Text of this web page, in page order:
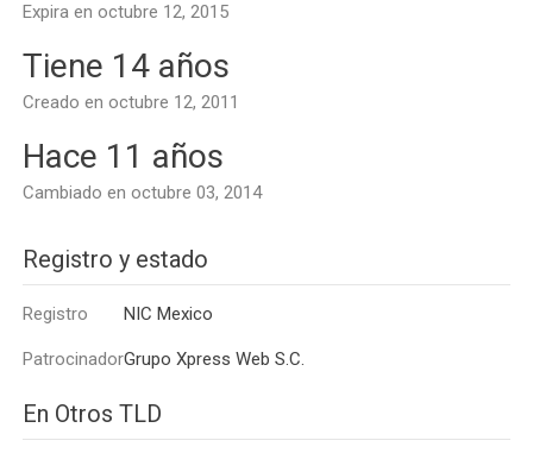
Expira en octubre 12, 2015
Tiene 14 años
Creado en octubre 12, 2011
Hace 11 años
Cambiado en octubre 03, 2014
Registro y estado
Registro NIC Mexico
PatrocinadorGrupo Xpress Web S.C.
En Otros TLD